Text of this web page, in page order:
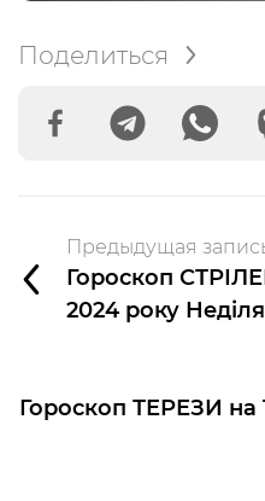
Поделиться
Предыдущая
Гороскоп
2024 року Неділя
Гороскоп ТЕРЕЗИ на